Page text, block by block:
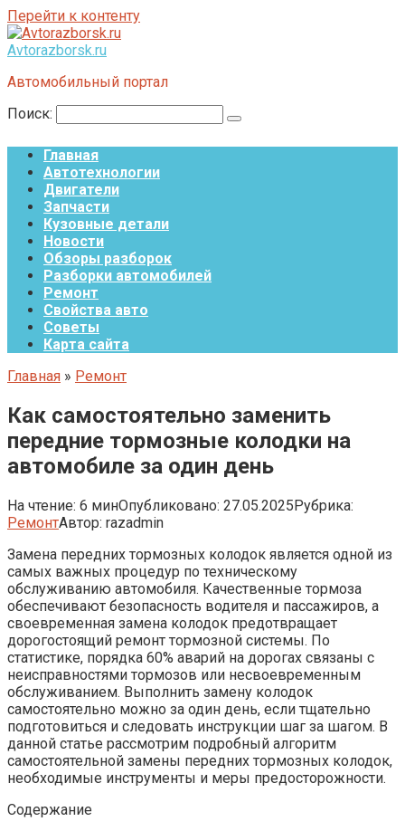
Перейти к контенту
Avtorazborsk.ru
Автомобильный портал
Поиск:
Главная
Автотехнологии
Двигатели
Запчасти
Кузовные детали
Новости
Обзоры разборок
Разборки автомобилей
Ремонт
Свойства авто
Советы
Карта сайта
Главная » Ремонт
Как самостоятельно заменить
передние тормозные колодки на
автомобиле за один день
На чтение: 6 минОпубликовано: 27.05.2025Рубрика:
РемонтАвтор: razadmin
Замена передних тормозных колодок является одной из
самых важных процедур по техническому
обслуживанию автомобиля. Качественные тормоза
обеспечивают безопасность водителя и пассажиров, а
своевременная замена колодок предотвращает
дорогостоящий ремонт тормозной системы. По
статистике, порядка 60% аварий на дорогах связаны с
неисправностями тормозов или несвоевременным
обслуживанием. Выполнить замену колодок
самостоятельно можно за один день, если тщательно
подготовиться и следовать инструкции шаг за шагом. В
данной статье рассмотрим подробный алгоритм
самостоятельной замены передних тормозных колодок,
необходимые инструменты и меры предосторожности.
Содержание